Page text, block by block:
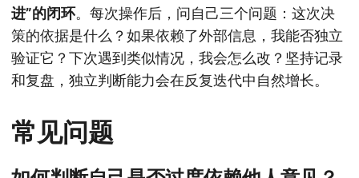
进”的闭环。每次操作后，问自己三个问题：这次决
策的依据是什么？如果依赖了外部信息，我能否独立
验证它？下次遇到类似情况，我会怎么改？坚持记录
和复盘，独立判断能力会在反复迭代中自然增长。
常见问题